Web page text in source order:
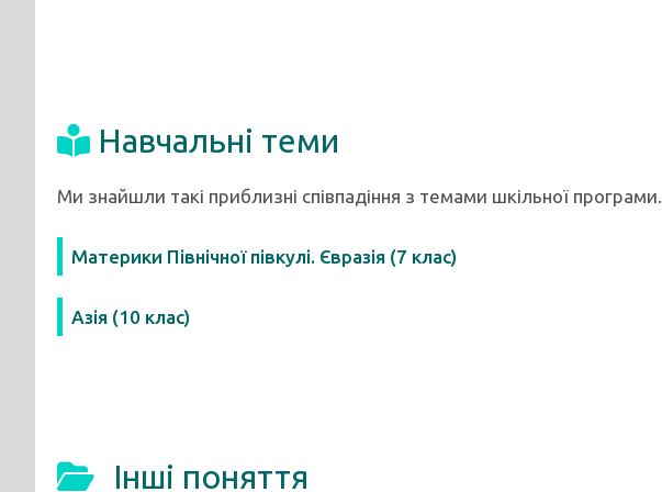
Навчальні теми
Ми знайшли такі приблизні співпадіння з темами шкільної програми.
Материки Північної півкулі. Євразія (7 клас)
Азія (10 клас)
Інші поняття